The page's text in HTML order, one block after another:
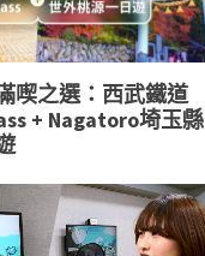
喫之選：西武鐵道
+ Nagatoro埼玉縣